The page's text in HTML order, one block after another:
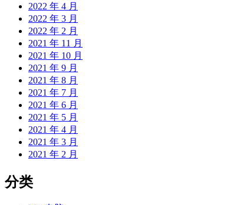
2022 年 4 月
2022 年 3 月
2022 年 2 月
2021 年 11 月
2021 年 10 月
2021 年 9 月
2021 年 8 月
2021 年 7 月
2021 年 6 月
2021 年 5 月
2021 年 4 月
2021 年 3 月
2021 年 2 月
分类